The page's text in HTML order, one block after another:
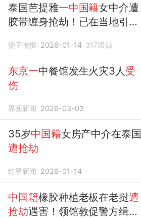
泰国芭提雅一中国籍女中介遭
胶带缠身抢劫！已在当地引发
子
扬子晚报 2026-01-14 317跟贴
东京一中餐馆发生火灾3人 受
伤
界面新闻 2026-03-03
35岁中国籍女房产中介在泰国
遭抢劫
红星新闻 2026-01-14
中国籍橡胶种植老板在老挝遭
抢劫遇害！领馆敦促警方缉拿